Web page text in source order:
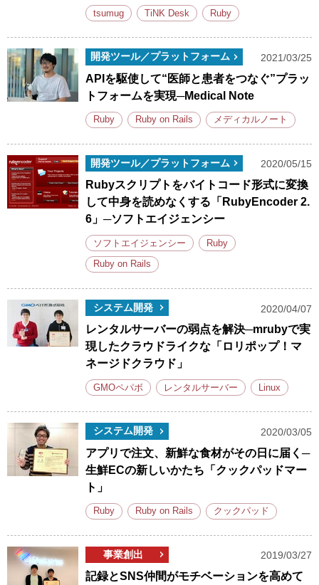
tsumug TiNK Desk Ruby
開発ツール／プラットフォーム 2021/03/25
APIを駆使して“医師と患者をつなぐ”プラッ
トフォームを実現─Medical Note
Ruby Ruby on Rails メディカルノート
開発ツール／プラットフォーム 2020/05/15
Rubyスクリプトをバイトコード形式に変換
して中身を読めなくする「RubyEncoder 2.
6」─ソフトエイジェンシー
ソフトエイジェンシー Ruby
Ruby on Rails
システム開発 2020/04/07
レンタルサーバーの弱点を解決─mrubyで実
現したクラウドライクな「ロリポップ！マ
ネージドクラウド」
GMOペパボ レンタルサーバー Linux
システム開発 2020/03/05
アプリで注文、新鮮な食材がその日に届く─
生鮮ECの新しいかたち「クックパッドマー
ト」
Ruby Ruby on Rails クックパッド
事業創出 2019/03/27
記録とSNS仲間がモチベーションを高めて